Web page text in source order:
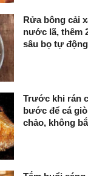
Rửa bông cải
nước lã, thêm
sâu bọ tự
Trước khi rán
bước để cá
chảo, không